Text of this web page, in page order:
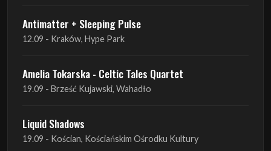
Amelia Tokarska - Celtic Tales Quartet
19.09 - Brześć Kujawski, Wahadło
Liquid Shadows
19.09 - Kościan, Kościańskim Ośrodku Kultury
Amelia Tokarska - Celtic Tales Quartet
20.09 - Brześć Kujawski, Wahadło